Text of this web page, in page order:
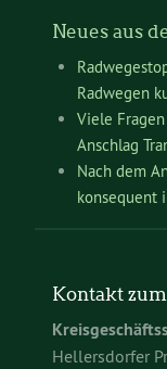
Neues aus
Radwegen
Viele
Anschlag
Nach dem
konsequent
Kontakt
Hellersdorfer